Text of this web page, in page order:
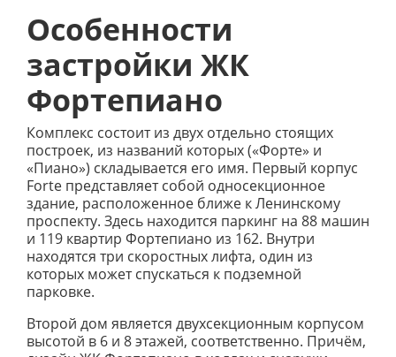
Особенности
застройки ЖК
Фортепиано
Комплекс состоит из двух отдельно стоящих
построек, из названий которых («Форте» и
«Пиано») складывается его имя. Первый корпус
Forte представляет собой односекционное
здание, расположенное ближе к Ленинскому
проспекту. Здесь находится паркинг на 88 машин
и 119 квартир Фортепиано из 162. Внутри
находятся три скоростных лифта, один из
которых может спускаться к подземной
парковке.
Второй дом является двухсекционным корпусом
высотой в 6 и 8 этажей, соответственно. Причём,